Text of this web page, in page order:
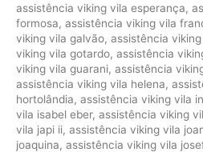
assistência viking vila esperança,
formosa, assistência viking vila
viking vila galvão, assistência
viking vila gotardo, assistência
viking vila guarani, assistência
assistência viking vila helena,
hortolândia, assistência viking vila
vila isabel eber, assistência viking
vila japi ii, assistência viking vila
joaquina, assistência viking vila